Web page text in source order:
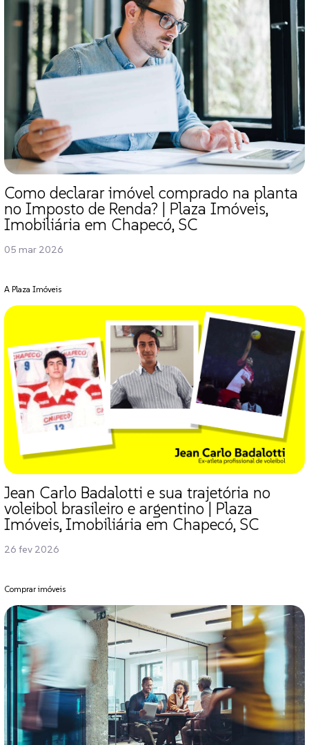
Como declarar imóvel comprado na planta
no Imposto de Renda? | Plaza Imóveis,
Imobiliária em Chapecó, SC
05 mar 2026
A Plaza Imóveis
Jean Carlo Badalotti e sua trajetória no
voleibol brasileiro e argentino | Plaza
Imóveis, Imobiliária em Chapecó, SC
26 fev 2026
Comprar imóveis